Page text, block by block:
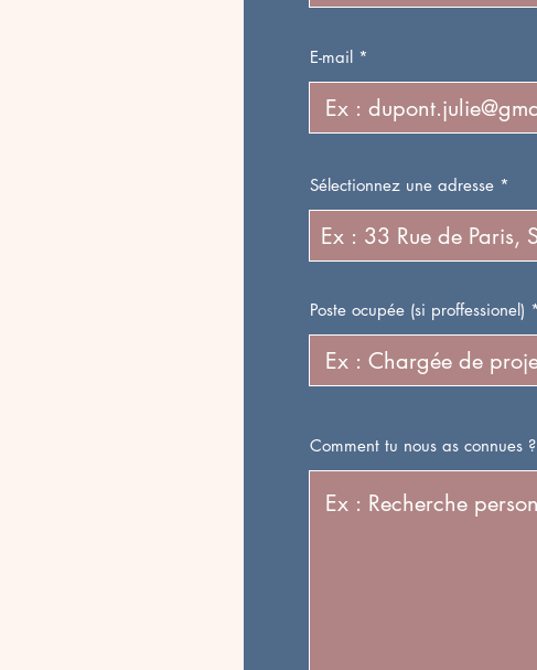
E-mail
Sélectionnez une adresse
Poste ocupée (si proffessionel)
Comment tu nous as connues ?